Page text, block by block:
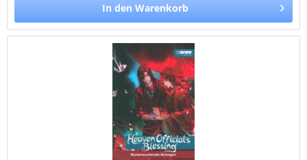
In den Warenkorb